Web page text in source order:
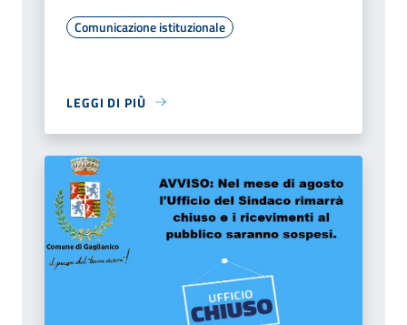
Comunicazione istituzionale
LEGGI DI PIÙ